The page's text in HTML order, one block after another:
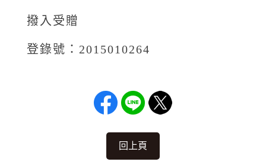
撥入受贈
登錄號：2015010264
回上頁